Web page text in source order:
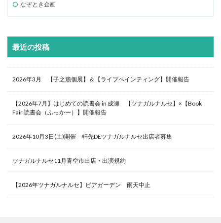
なぞとき企画
最近の投稿
2026年3月 【子之籏個展】＆【ライブペインティング】開催報告
【2026年7月】はじめての読書会 in 成瀬 【ツナガルナルセ】×【Book
Fair 読書会（ふっかー）】開催報告
2026年10月3日(土)開催 軒先DEツナガルナルセ出店者募集
ツナガルナルセ11月青空市出店・出演規約
【2026年ツナガルナルセ】ビアガーデン 雨天中止